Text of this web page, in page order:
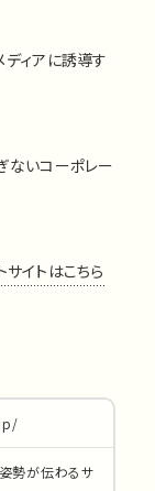
ィアに誘導す
ないコーポレー
イトはこちら
勢が伝わるサ